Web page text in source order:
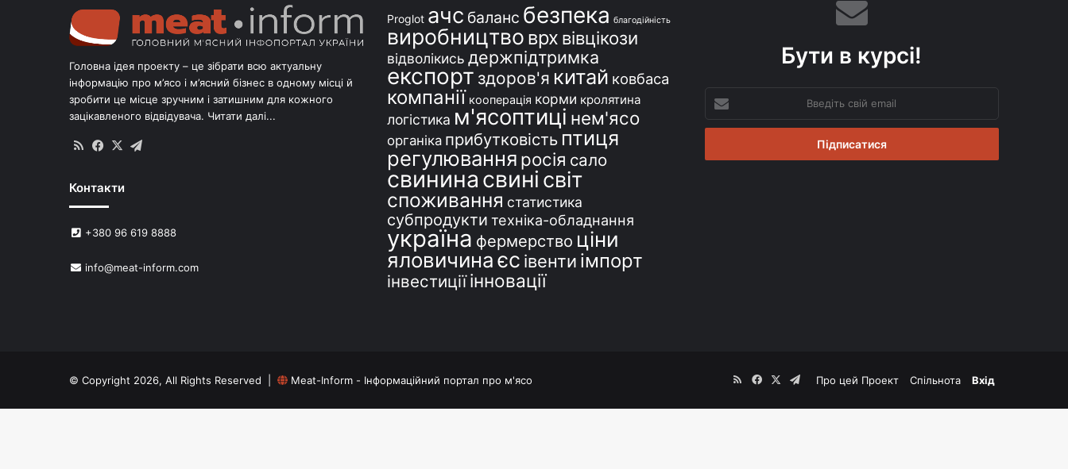
Головна ідея проекту – це зібрати всю актуальну
інформацію про м’ясо і м’ясний бізнес в одному місці й
зробити це місце зручним і затишним для кожного
зацікавленого відвідувача. Читати далі...
RSS Facebook
X
Контакти
+380 96 619 8888
info@meat-inform.com
Proglot ачс баланс безпека благодійність
виробництво врх вівцікози
відволікись держпідтримка
експорт здоров'я китай ковбаса
компанії кооперація корми кролятина
логістика м'ясоптиці нем'ясо
органіка прибутковість птиця
регулювання росія сало
свинина свині світ
споживання статистика
субпродукти техніка-обладнання
україна фермерство ціни
яловичинаєс івенти імпорт
інвестиції інновації
Бути в курсі!
свій
email
© Copyright 2026, All Rights Reserved | Meat-Inform - Інформаційний портал про м'ясо Про цей Проект Спільнота Вхід
RSSFacebookTelegram